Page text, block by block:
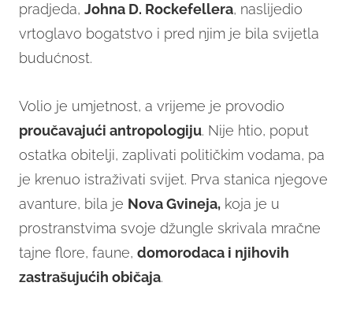
pradjeda, Johna D. Rockefellera, naslijedio
vrtoglavo bogatstvo i pred njim je bila svijetla
budućnost.
Volio je umjetnost, a vrijeme je provodio
proučavajući antropologiju. Nije htio, poput
ostatka obitelji, zaplivati političkim vodama, pa
je krenuo istraživati svijet. Prva stanica njegove
avanture, bila je Nova Gvineja, koja je u
prostranstvima svoje džungle skrivala mračne
tajne flore, faune, domorodaca i njihovih
zastrašujućih običaja.